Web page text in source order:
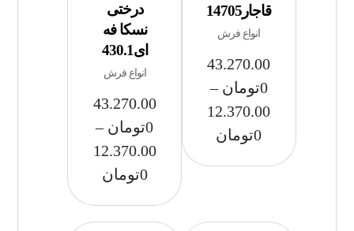
قاجار14705
انواع فرش
43.270.00
0تومان –
12.370.00
0تومان
درختی
نسکا فه
ای430.1
انواع فرش
43.270.00
0تومان –
12.370.00
0تومان